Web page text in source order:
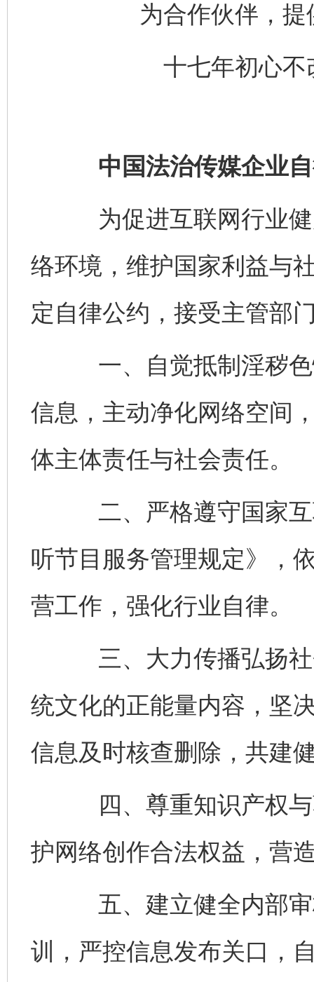
为合作伙伴，
十七年初心
中国法治传媒企业自
为促进互联网行业健
络环境，维护国家利益与
定自律公约，接受主管部
一、自觉抵制淫秽色
信息，主动净化网络空间
体主体责任与社会责任。
二、严格遵守国家互
听节目服务管理规定》，
营工作，强化行业自律。
三、大力传播弘扬社
统文化的正能量内容，坚
信息及时核查删除，共建
四、尊重知识产权与
护网络创作合法权益，营
五、建立健全内部审
训，严控信息发布关口，